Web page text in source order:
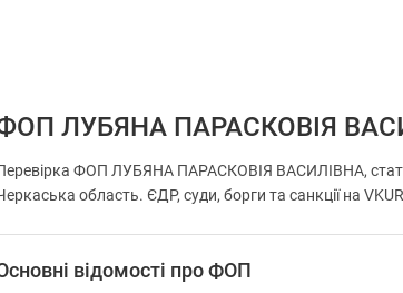
ЛУБЯНА ПАРАСКОВІЯ
ФОП ЛУБЯНА ПАРАСКОВІЯ ВАСИЛІВНА,
область. ЄДР, суди, борги та санкції на
відомості про ФОП